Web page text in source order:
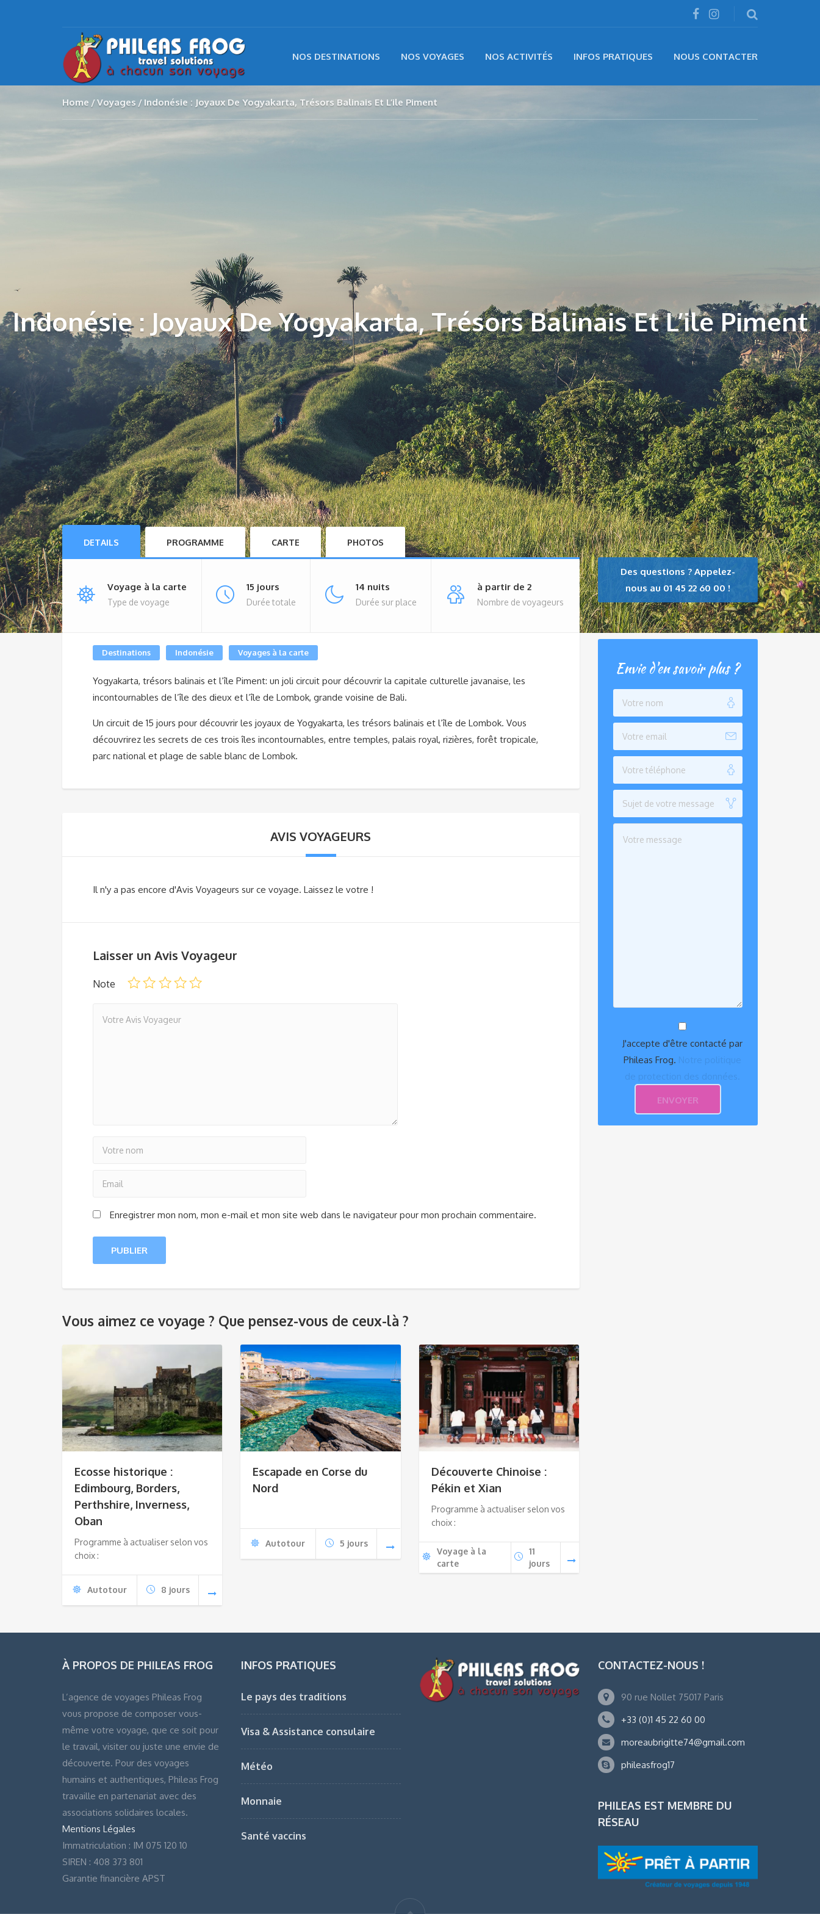
NOS DESTINATIONS NOS VOYAGES NOS ACTIVITÉS INFOS PRATIQUES NOUS CONTACTER
Home Voyages Indonésie : Joyaux De Yogyakarta, Trésors Balinais Et L’ile Piment
Indonésie : Joyaux De Yogyakarta, Trésors Balinais Et L’ile Piment
DETAILS PROGRAMME CARTE PHOTOS
Voyage à la carte
Type de voyage
15 jours
Durée totale
14 nuits
Durée sur place
à partir de 2
Nombre de voyageurs
Destinations Indonésie Voyages à la carte
Yogyakarta, trésors balinais et l’île Piment: un joli circuit pour découvrir la capitale culturelle javanaise, les
incontournables de l’île des dieux et l’île de Lombok, grande voisine de Bali.
Un circuit de 15 jours pour découvrir les joyaux de Yogyakarta, les trésors balinais et l’île de Lombok. Vous
découvrirez les secrets de ces trois îles incontournables, entre temples, palais royal, rizières, forêt tropicale,
parc national et plage de sable blanc de Lombok.
AVIS VOYAGEURS
Il n'y a pas encore d'Avis Voyageurs sur ce voyage. Laissez le votre !
Laisser un Avis Voyageur
Note
Enregistrer mon nom, mon e-mail et mon site web dans le navigateur pour mon prochain commentaire.
Vous aimez ce voyage ? Que pensez-vous de ceux-là ?
Ecosse historique :
Edimbourg, Borders,
Perthshire, Inverness,
Oban
Programme à actualiser selon vos
choix :
Autotour 8 jours
Escapade en Corse du
Nord
Autotour 5 jours
Découverte Chinoise :
Pékin et Xian
Programme à actualiser selon vos
choix :
Voyage à la
carte
11
jours
Des questions ? Appelez-
nous au 01 45 22 60 00 !
Envie d'en savoir plus ?
J'accepte d'être contacté par
Phileas Frog. Notre politique
de protection des données.
À PROPOS DE PHILEAS FROG
L’agence de voyages Phileas Frog
vous propose de composer vous-
même votre voyage, que ce soit pour
le travail, visiter ou juste une envie de
découverte. Pour des voyages
humains et authentiques, Phileas Frog
travaille en partenariat avec des
associations solidaires locales.
Mentions Légales
Immatriculation : IM 075 120 10
SIREN : 408 373 801
Garantie financière APST
INFOS PRATIQUES
Le pays des traditions
Visa & Assistance consulaire
Météo
Monnaie
Santé vaccins
CONTACTEZ-NOUS !
90 rue Nollet 75017 Paris
+33 (0)1 45 22 60 00
moreaubrigitte74@gmail.com
phileasfrog17
PHILEAS EST MEMBRE DU
RÉSEAU